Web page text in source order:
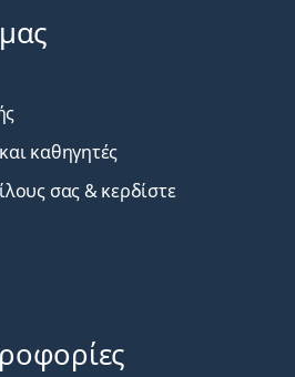
καθηγητές
σας & κερδίστε